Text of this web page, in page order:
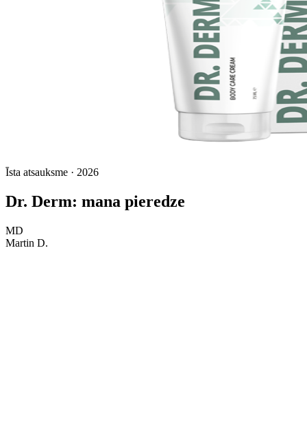
Īsta atsauksme · 2026
Dr. Derm: mana pieredze
MD
Martin D.